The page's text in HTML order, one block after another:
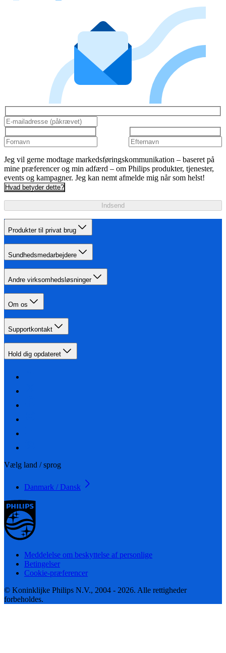
Jeg vil gerne modtage markedsføringskommunikation – baseret på
mine præferencer og min adfærd – om Philips produkter, tjenester,
events og kampagner. Jeg kan nemt afmelde mig når som helst!
Hvad betyder dette?
Indsend
Produkter til privat brug
Sundhedsmedarbejdere
Andre virksomhedsløsninger
Om os
Supportkontakt
Hold dig opdateret
Vælg land / sprog
Danmark / Dansk
Meddelelse om beskyttelse af personlige
Betingelser
Cookie-præferencer
© Koninklijke Philips N.V., 2004 - 2026. Alle rettigheder
forbeholdes.